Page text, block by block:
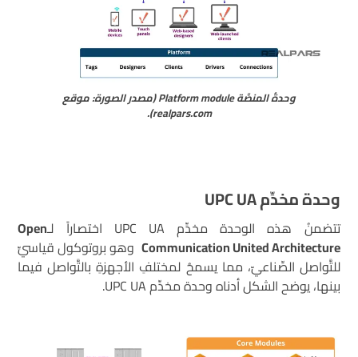
وحدةُ المنصَّة Platform module (مصدر الصورة: موقع
realpars.com).
وحدة مخدِّمUPC UA
تتضمنُ هذه الوحدة مخدِّم UPC UA اختصاراً لـ
Open
Communication United Architecture وهو بروتوكول قياسيِّ
للتَّواصل الصِّناعيّ، مما يسمحُ لمختلفِ الأجهزةِ بالتَّواصل فيما
بينها، يوضح الشكل أدناه وحدة مخدِّم UPC UA.